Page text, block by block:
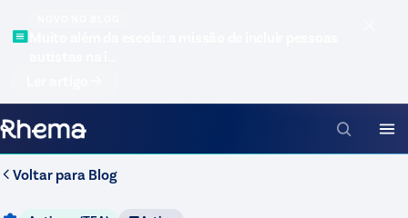
Voltar para Blog